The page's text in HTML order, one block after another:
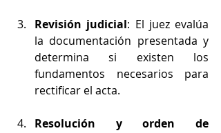
Revisión judicial: El juez evalúa
la documentación presentada y
determina si existen los
fundamentos necesarios para
rectificar el acta.
Resolución y orden de